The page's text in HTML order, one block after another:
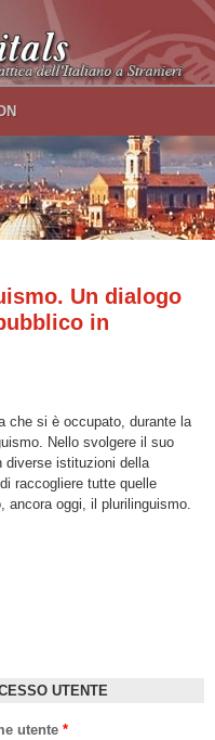
Un dialogo
in
che si è occupato, durante la
Nello svolgere il suo
diverse istituzioni della
raccogliere tutte quelle
ancora oggi, il plurilinguismo.
UTENTE
utente *